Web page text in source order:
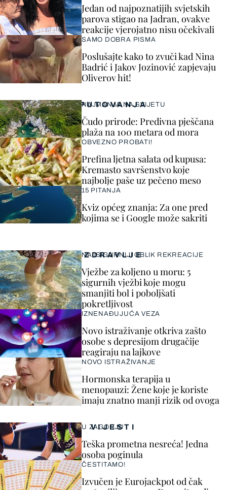
VIJESTI
U ZAGORJU
Teška prometna nesreća! Jedna
osoba poginula
ČESTITAMO!
Izvučen je Eurojackpot od čak
Jedan od najpoznatijih svjetskih
parova stigao na Jadran, ovakve
reakcije vjerojatno nisu očekivali
SAMO DOBRA PISMA
Poslušajte kako to zvuči kad Nina
Badrić i Jakov Jozinović zapjevaju
Oliverov hit!
ZDRAVLJE
NAJSIGURNIJI OBLIK REKREACIJE
Vježbe za koljeno u moru: 5
sigurnih vježbi koje mogu
smanjiti bol i poboljšati
pokretljivost
IZNENAĐUJUĆA VEZA
Novo istraživanje otkriva zašto
osobe s depresijom drugačije
reagiraju na lajkove
NOVO ISTRAŽIVANJE
Hormonska terapija u
menopauzi: Žene koje je koriste
imaju znatno manji rizik od ovoga
PUTOVANJA
NAJMANJA NA SVIJETU
Čudo prirode: Predivna pješčana
plaža na 100 metara od mora
OBVEZNO PROBATI!
Prefina ljetna salata od kupusa:
Kremasto savršenstvo koje
najbolje paše uz pečeno meso
15 PITANJA
Kviz općeg znanja: Za one pred
kojima se i Google može sakriti